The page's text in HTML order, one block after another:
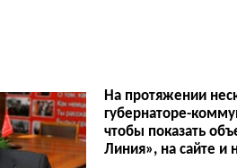
На протяжении
губернаторе-
чтобы показать
Линия», на сайте и